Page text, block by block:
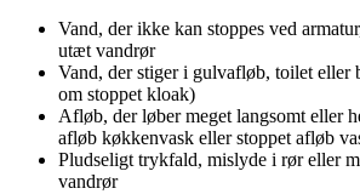
Vand, der ikke kan stoppes ved
utæt vandrør
Vand, der stiger i gulvafløb, toilet eller
om stoppet kloak)
Afløb, der løber meget langsomt eller
afløb køkkenvask eller stoppet afløb
Pludseligt trykfald, mislyde i rør eller
vandrør